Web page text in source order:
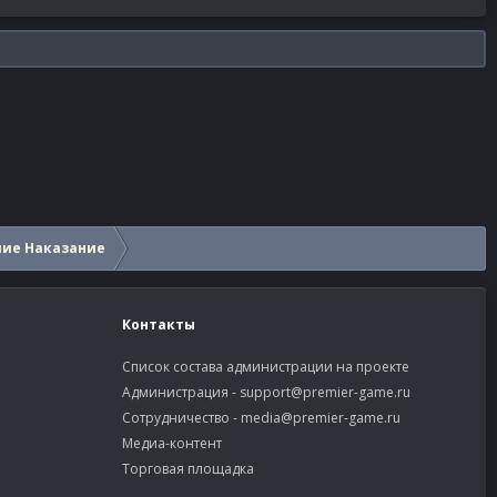
Наказание
Контакты
Список состава администрации на проекте
Администрация - support@premier-game.ru
Сотрудничество - media@premier-game.ru
Медиа-контент
Торговая площадка